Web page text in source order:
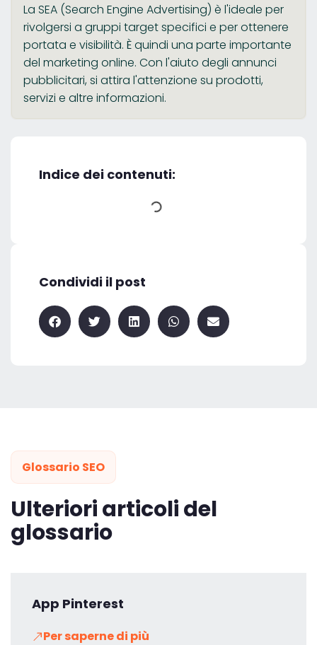
La SEA (Search Engine Advertising) è l'ideale per
rivolgersi a gruppi target specifici e per ottenere
portata e visibilità. È quindi una parte importante
del marketing online. Con l'aiuto degli annunci
pubblicitari, si attira l'attenzione su prodotti,
servizi e altre informazioni.
Indice dei contenuti:
Condividi il post
Glossario SEO
Ulteriori articoli del
glossario
App Pinterest
Per saperne di più